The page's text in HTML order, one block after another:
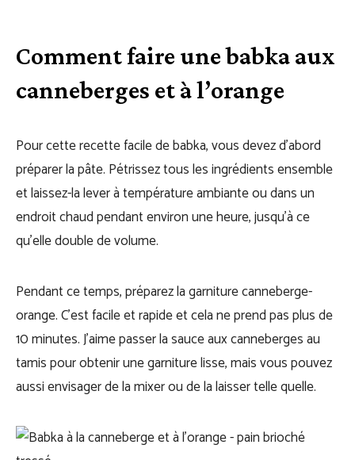
Comment faire une babka aux
canneberges et à l’orange
Pour cette recette facile de babka, vous devez d’abord
préparer la pâte. Pétrissez tous les ingrédients ensemble
et laissez-la lever à température ambiante ou dans un
endroit chaud pendant environ une heure, jusqu’à ce
qu’elle double de volume.
Pendant ce temps, préparez la garniture canneberge-
orange. C’est facile et rapide et cela ne prend pas plus de
10 minutes. J’aime passer la sauce aux canneberges au
tamis pour obtenir une garniture lisse, mais vous pouvez
aussi envisager de la mixer ou de la laisser telle quelle.